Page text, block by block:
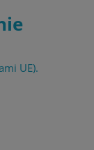
UE).